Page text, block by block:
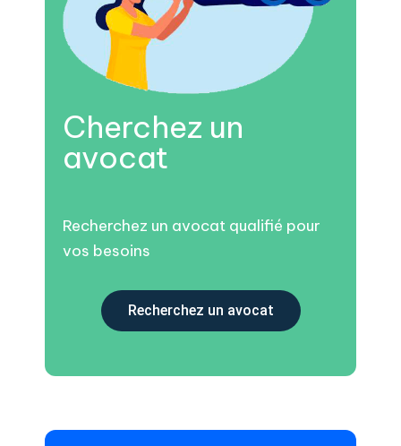
Cherchez un
avocat
Recherchez un avocat qualifié pour
vos besoins
Recherchez un avocat